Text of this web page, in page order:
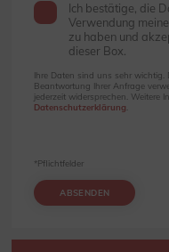
Ich bestätige, die
Verwendung
zu haben und
dieser Box.
Ihre Daten sind uns sehr wichtig.
Beantwortung Ihrer Anfrage
jederzeit widersprechen. Weitere
Datenschutzerklärung
ABSENDEN
*Pflichtfelder